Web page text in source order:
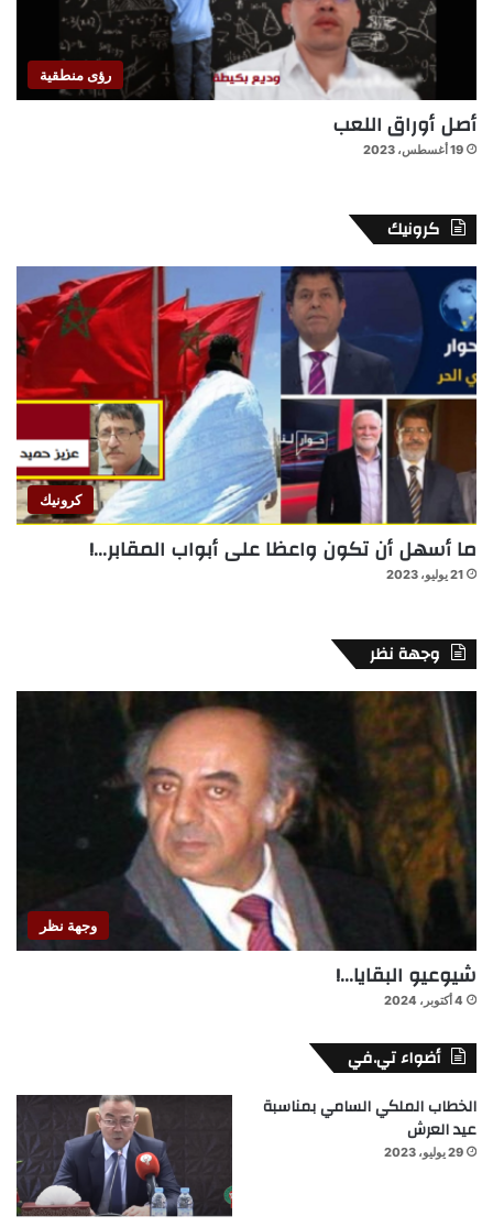
رؤى منطقية
أصل أوراق اللعب
19 أغسطس، 2023
كرونيك
كرونيك
ما أسهل أن تكون واعظا على أبواب المقابر…!
21 يوليو، 2023
وجهة نظر
وجهة نظر
شيوعيو البقايا…!
4 أكتوبر، 2024
أضواء تي.في
الخطاب الملكي السامي بمناسبة
عيد العرش
29 يوليو، 2023